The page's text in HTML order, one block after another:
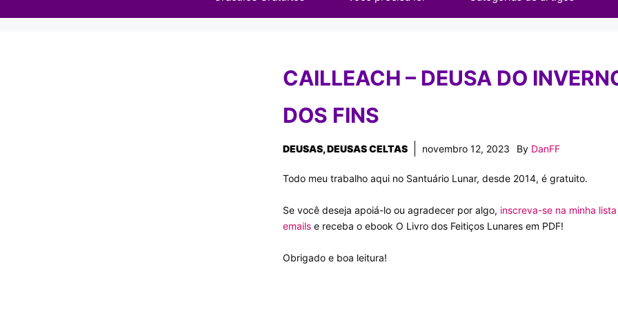
CAILLEACH – DEUSA DO
DOS FINS
DEUSAS,DEUSAS CELTAS novembro 12, 2023 By DanFF
Todo meu trabalho aqui no Santuário Lunar, desde 2014, é gratuito.
Se você deseja apoiá-lo ou agradecer por algo, inscreva-se na minha
emailse receba o ebook O Livro dos Feitiços Lunares em PDF!
Obrigado e boa leitura!